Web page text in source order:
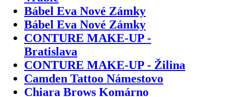
Bábel Eva Nové Zámky
Bábel Eva Nové Zámky
CONTURE MAKE-UP -
Bratislava
CONTURE MAKE-UP - Žilina
Camden Tattoo Námestovo
Chiara Brows Komárno